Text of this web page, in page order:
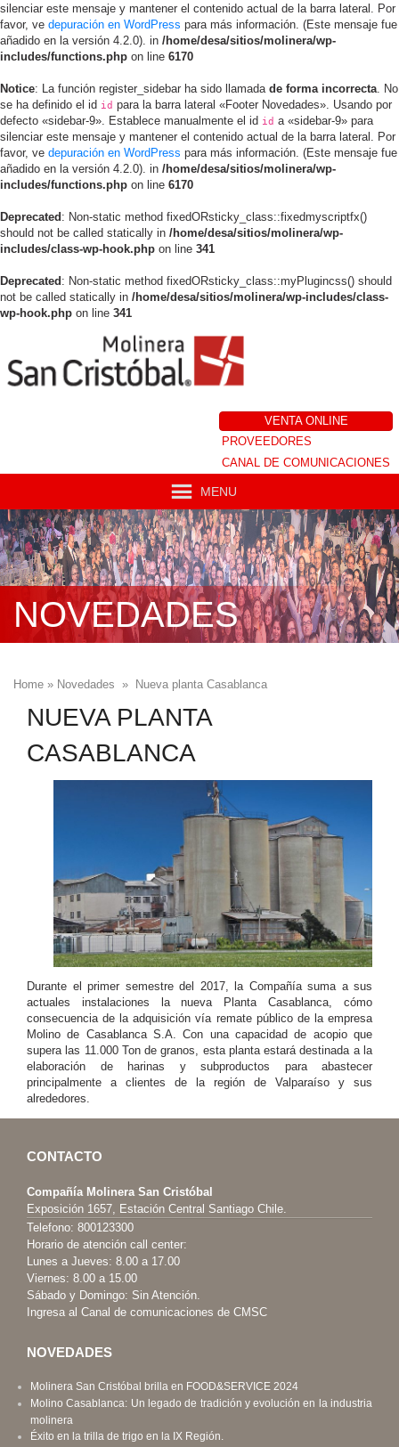
silenciar este mensaje y mantener el contenido actual de la barra lateral. Por
favor, ve depuración en WordPress para más información. (Este mensaje fue
añadido en la versión 4.2.0). in /home/desa/sitios/molinera/wp-
includes/functions.php on line 6170
Notice: La función register_sidebar ha sido llamada de forma incorrecta. No
se ha definido el id id para la barra lateral «Footer Novedades». Usando por
defecto «sidebar-9». Establece manualmente el id id a «sidebar-9» para
silenciar este mensaje y mantener el contenido actual de la barra lateral. Por
favor, ve depuración en WordPress para más información. (Este mensaje fue
añadido en la versión 4.2.0). in /home/desa/sitios/molinera/wp-
includes/functions.php on line 6170
Deprecated : Non-static method fixedORsticky_class::fixedmyscriptfx()
should not be called statically in /home/desa/sitios/molinera/wp-
includes/class-wp-hook.php on line 341
Deprecated : Non-static method fixedORsticky_class::myPlugincss() should
not be called statically in /home/desa/sitios/molinera/wp-includes/class-
wp-hook.php on line 341
VENTA ONLINE
PROVEEDORES
CANAL DE COMUNICACIONES
MENU
NOVEDADES
Home » Novedades » Nueva planta Casablanca
NUEVA PLANTA
CASABLANCA
Durante el primer semestre del 2017, la Compañía suma a sus
actuales instalaciones la nueva Planta Casablanca, cómo
consecuencia de la adquisición vía remate público de la empresa
Molino de Casablanca S.A. Con una capacidad de acopio que
supera las 11.000 Ton de granos, esta planta estará destinada a la
elaboración de harinas y subproductos para abastecer
principalmente a clientes de la región de Valparaíso y sus
alrededores.
CONTACTO
Compañía Molinera San Cristóbal
Exposición 1657, Estación Central Santiago Chile.
Telefono: 800123300
Horario de atención call center:
Lunes a Jueves: 8.00 a 17.00
Viernes: 8.00 a 15.00
Sábado y Domingo: Sin Atención.
Ingresa al Canal de comunicaciones de CMSC
NOVEDADES
Molinera San Cristóbal brilla en FOOD&SERVICE 2024
Molino Casablanca: Un legado de tradición y evolución en la industria
molinera
Éxito en la trilla de trigo en la IX Región.